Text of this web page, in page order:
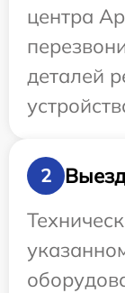
центра
деталей
2